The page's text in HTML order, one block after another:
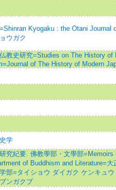
Kyogaku : the Otani Journal
ウガク
教史研究=Studies on The History of
of The History of Modern
学
究紀要. 佛教學部・文學部=Memoirs
of Buddhism and Literature=
部=タイショウ ダイガク ケンキュ
ンガクブ